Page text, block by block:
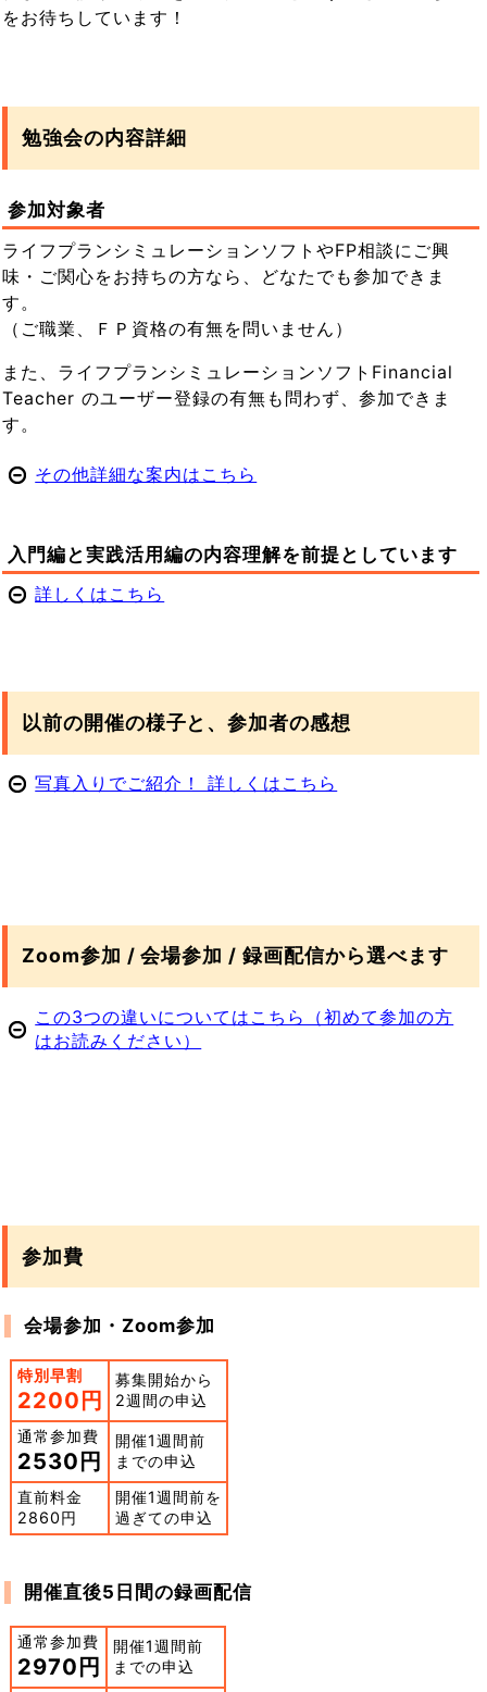
をお待ちしています！
勉強会の内容詳細
参加対象者
ライフプランシミュレーションソフトやFP相談にご興
味・ご関心をお持ちの方なら、どなたでも参加できま
す。
（ご職業、ＦＰ資格の有無を問いません）
また、ライフプランシミュレーションソフトFinancial
Teacher のユーザー登録の有無も問わず、参加できま
す。
その他詳細な案内はこちら
入門編と実践活用編の内容理解を前提としています
詳しくはこちら
以前の開催の様子と、参加者の感想
写真入りでご紹介！ 詳しくはこちら
Zoom参加 / 会場参加 / 録画配信から選べます
この3つの違いについてはこちら（初めて参加の方
はお読みください）
参加費
会場参加・Zoom参加
特別早割
2200円
募集開始から
2週間の申込
通常参加費
2530円
開催1週間前
までの申込
直前料金
2860円
開催1週間前を
過ぎての申込
開催直後5日間の録画配信
通常参加費
2970円
開催1週間前
までの申込